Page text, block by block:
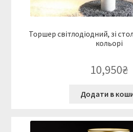
Торшер світлодіодний, зі
кольорі
10,950₴
Додати в